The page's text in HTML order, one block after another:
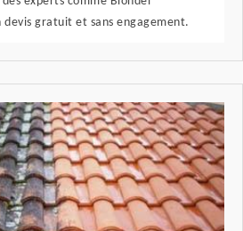
gratuit et sans engagement.